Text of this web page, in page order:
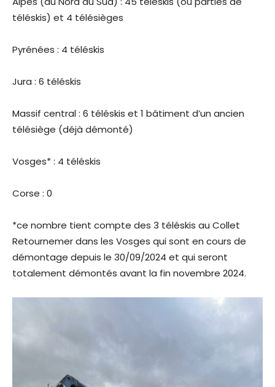
téléskis) et 4 télésièges
Pyrénées : 4 téléskis
Jura : 6 téléskis
Massif central : 6 téléskis et 1 bâtiment d’un ancien
télésiège (déjà démonté)
Vosges* : 4 téléskis
Corse : 0
*ce nombre tient compte des 3 téléskis au Collet
Retournemer dans les Vosges qui sont en cours de
démontage depuis le 30/09/2024 et qui seront
totalement démontés avant la fin novembre 2024.